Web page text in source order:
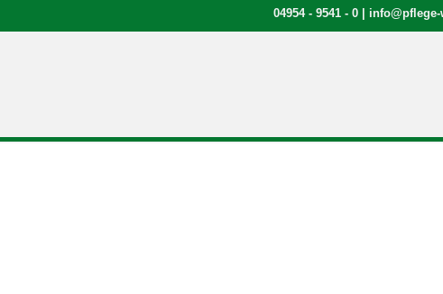
04954 - 9541 - 0